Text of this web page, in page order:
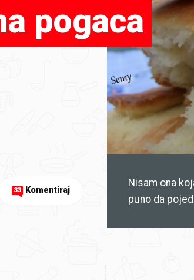
pogaca
Nisam ona
puno da
33 Komentiraj